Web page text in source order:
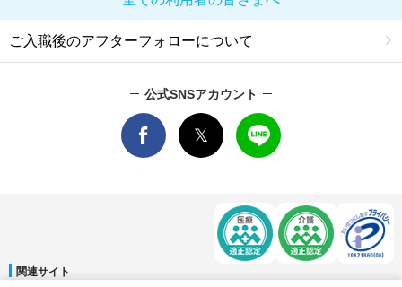
ご入職後のアフターフォローについて
公式SNSアカウント
関連サイト